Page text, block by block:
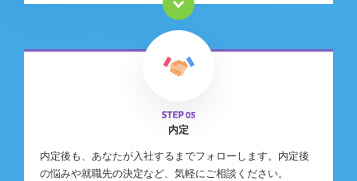
内定
内定後も、あなたが入社するまでフォローします。内定後
の悩みや就職先の決定など、気軽にご相談ください。